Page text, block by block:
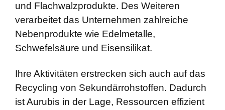
und Flachwalzprodukte. Des Weiteren
verarbeitet das Unternehmen zahlreiche
Nebenprodukte wie Edelmetalle,
Schwefelsäure und Eisensilikat.
Ihre Aktivitäten erstrecken sich auch auf das
Recycling von Sekundärrohstoffen. Dadurch
ist Aurubis in der Lage, Ressourcen effizient